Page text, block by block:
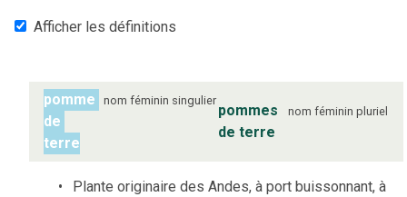
Afficher les définitions
pomme
de
terre
nom féminin singulier
pommes
de terre
nom féminin pluriel
Plante originaire des Andes, à port buissonnant, à